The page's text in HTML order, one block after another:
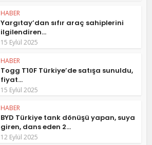
HABER
Yargıtay’dan sıfır araç sahiplerini
ilgilendiren...
15 Eylül 2025
HABER
Togg T10F Türkiye’de satışa sunuldu,
fiyat...
15 Eylül 2025
HABER
BYD Türkiye tank dönüşü yapan, suya
giren, dans eden 2...
12 Eylül 2025